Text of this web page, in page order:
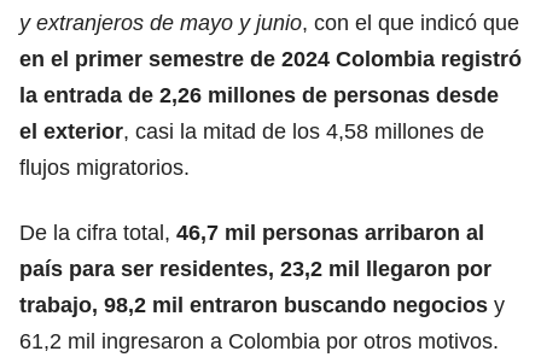
y extranjeros de mayo y junio, con el que indicó que
en el primer semestre de 2024 Colombia registró
la entrada de 2,26 millones de personas desde
el exterior, casi la mitad de los 4,58 millones de
flujos migratorios.
De la cifra total, 46,7 mil personas arribaron al
país para ser residentes, 23,2 mil llegaron por
trabajo, 98,2 mil entraron buscando negocios y
61,2 mil ingresaron a Colombia por otros motivos.